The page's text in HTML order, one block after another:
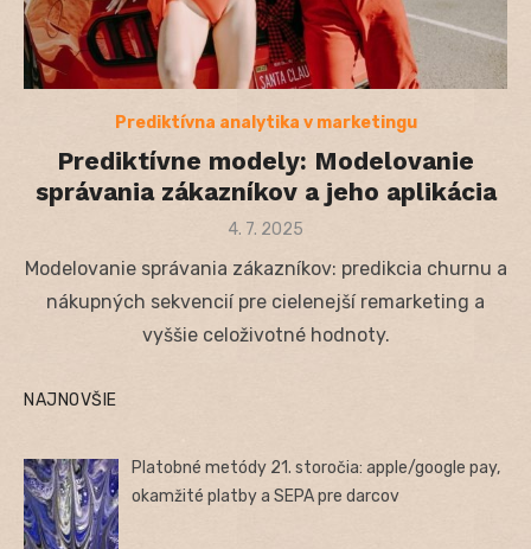
Prediktívna analytika v marketingu
Prediktívne modely: Modelovanie
správania zákazníkov a jeho aplikácia
Posted
4. 7. 2025
Modelovanie správania zákazníkov: predikcia churnu a
nákupných sekvencií pre cielenejší remarketing a
vyššie celoživotné hodnoty.
NAJNOVŠIE
Platobné metódy 21. storočia: apple/google pay,
okamžité platby a SEPA pre darcov